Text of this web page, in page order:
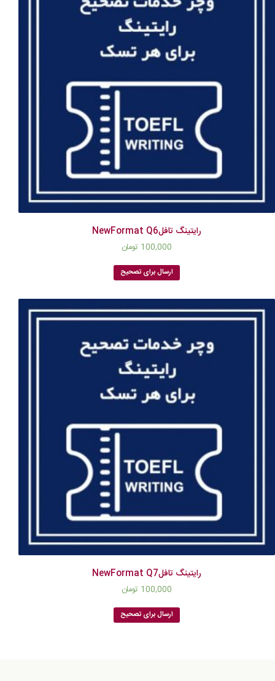
رایتینگ تافلNewFormat Q6
100,000 تومان
ارسال برای تصحیح
رایتینگ تافلNewFormat Q7
100,000 تومان
ارسال برای تصحیح